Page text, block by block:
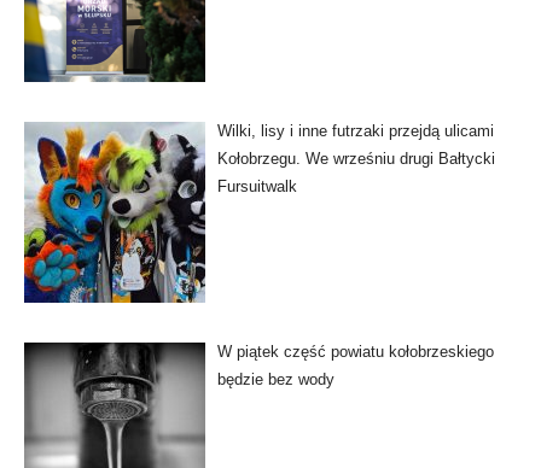
Wilki, lisy i inne futrzaki przejdą ulicami
Kołobrzegu. We wrześniu drugi Bałtycki
Fursuitwalk
W piątek część powiatu kołobrzeskiego
będzie bez wody